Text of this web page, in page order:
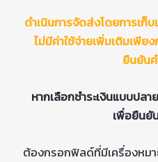
ดำเนินการจัดส่งโดยการเก็
ไม่มีค่าใช้จ่ายเพิ่มเติมเพี
ยืนยัน
หากเลือกชำระเงินแบบปล
เพื่อยืนยั
ต้องกรอกฟิลด์ที่มีเครื่องหม